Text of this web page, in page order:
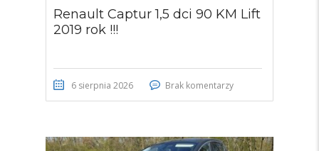
Renault Captur 1,5 dci 90 KM Lift
2019 rok !!!
6 sierpnia 2026 Brak komentarzy